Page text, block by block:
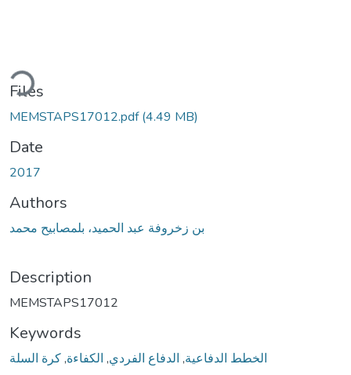
Files
MEMSTAPS17012.pdf(4.49 MB)
Date
2017
Authors
بن زخروفة عبد الحميد، بلمصابيح محمد
Description
MEMSTAPS17012
Keywords
الخطط الدفاعية, الدفاع الفردي, الكفاءة,كرة السلة